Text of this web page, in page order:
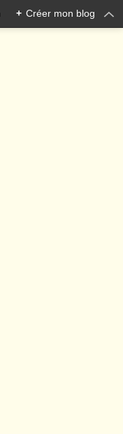
+ Créer mon blog